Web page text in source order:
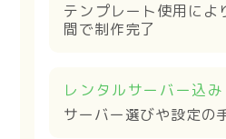
テンプレート使用によ
間で制作完了
レンタルサーバー込み
サーバー選びや設定の